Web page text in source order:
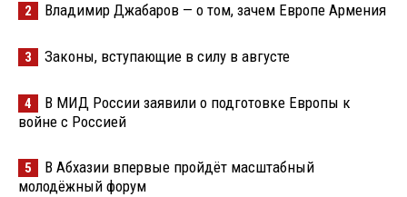
2 Владимир Джабаров — о том, зачем Европе Армения
3 Законы, вступающие в силу в августе
4
В МИД России заявили о подготовке Европы к
войне с Россией
5
В Абхазии впервые пройдёт масштабный
молодёжный форум